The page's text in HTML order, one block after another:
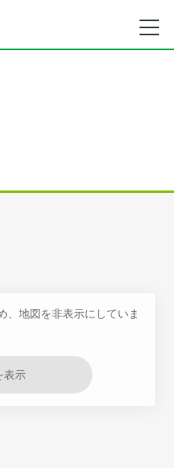
、地図を非表示にしていま
表示